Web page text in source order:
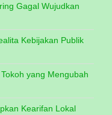
Gagal Wujudkan
Kebijakan Publik
yang Mengubah
Kearifan Lokal